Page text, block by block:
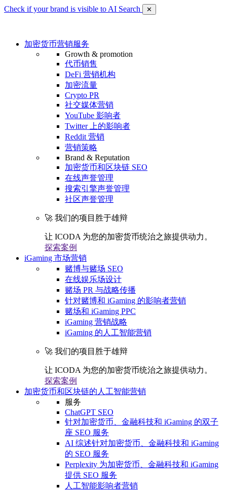
Check if your brand is visible to AI Search ✕
加密货币营销服务
Growth & promotion
代币销售
DeFi 营销机构
加密流量
Crypto PR
社交媒体营销
YouTube 影响者
Twitter 上的影响者
Reddit 营销
营销策略
Brand & Reputation
加密货币和区块链 SEO
在线声誉管理
搜索引擎声誉管理
社区声誉管理
🚀 我们的项目胜于雄辩
让 ICODA 为您的加密货币统治之旅提供动力。
探索案例
iGaming 市场营销
赌博与赌场 SEO
在线娱乐场设计
赌场 PR 与战略传播
针对赌博和 iGaming 的影响者营销
赌场和 iGaming PPC
iGaming 营销战略
iGaming 的人工智能营销
🚀 我们的项目胜于雄辩
让 ICODA 为您的加密货币统治之旅提供动力。
探索案例
加密货币和区块链的人工智能营销
服务
ChatGPT SEO
针对加密货币、金融科技和 iGaming 的双子
座 SEO 服务
AI 综述针对加密货币、金融科技和 iGaming
的 SEO 服务
Perplexity 为加密货币、金融科技和 iGaming
提供 SEO 服务
人工智能影响者营销